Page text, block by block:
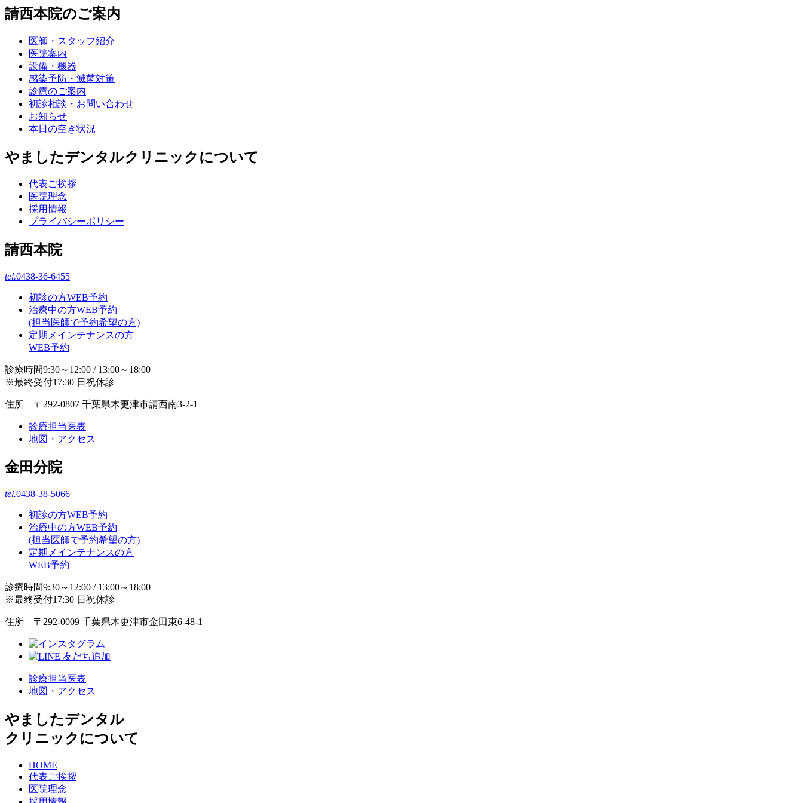
請西本院のご案内
医師・スタッフ紹介
医院案内
設備・機器
感染予防・滅菌対策
診療のご案内
初診相談・お問い合わせ
お知らせ
本日の空き状況
やましたデンタルクリニックについて
代表ご挨拶
医院理念
採用情報
プライバシーポリシー
請西本院
tel.0438-36-6455
初診の方WEB予約
治療中の方WEB予約
(担当医師で予約希望の方)
定期メインテナンスの方
WEB予約
診療時間9:30～12:00 / 13:00～18:00
※最終受付17:30 日祝休診
住所 〒292-0807 千葉県木更津市請西南3-2-1
診療担当医表
地図・アクセス
金田分院
tel.0438-38-5066
初診の方WEB予約
治療中の方WEB予約
(担当医師で予約希望の方)
定期メインテナンスの方
WEB予約
診療時間9:30～12:00 / 13:00～18:00
※最終受付17:30 日祝休診
住所 〒292-0009 千葉県木更津市金田東6-48-1
診療担当医表
地図・アクセス
やましたデンタル
クリニックについて
HOME
代表ご挨拶
医院理念